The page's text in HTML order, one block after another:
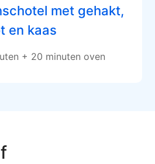
met gehakt,
en kaas
+ 20 minuten oven